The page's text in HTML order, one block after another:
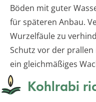
Böden mit guter
für späteren Anbau.
Wurzelfäule zu
Schutz vor der
ein gleichmäßiges
Kohlrabi